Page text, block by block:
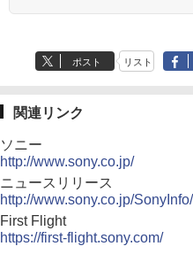
ポスト リスト
関連リンク
ソニー
http://www.sony.co.jp/
ニュースリリース
http://www.sony.co.jp/
First Flight
https://first-flight.sony.com/